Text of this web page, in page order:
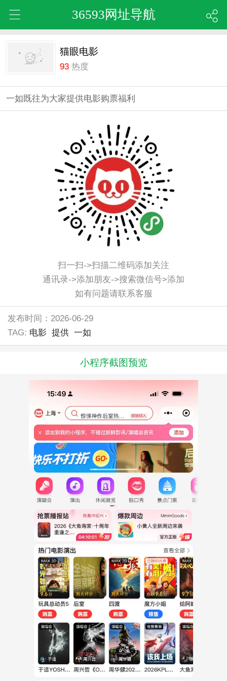
36593网址导航
猫眼电影
93热度
一如既往为大家提供电影购票福利
扫一扫->扫描二维码添加关注
通讯录->添加朋友->搜索微信号>添加
如有问题请联系客服
发布时间：2026-06-29
TAG: 电影 提供 一如
小程序截图预览